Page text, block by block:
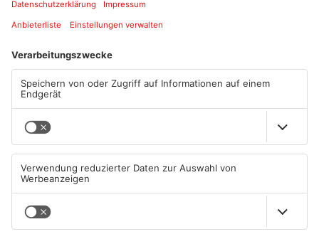
Mehr aus Kreis
Darmstadt-
Dieburg